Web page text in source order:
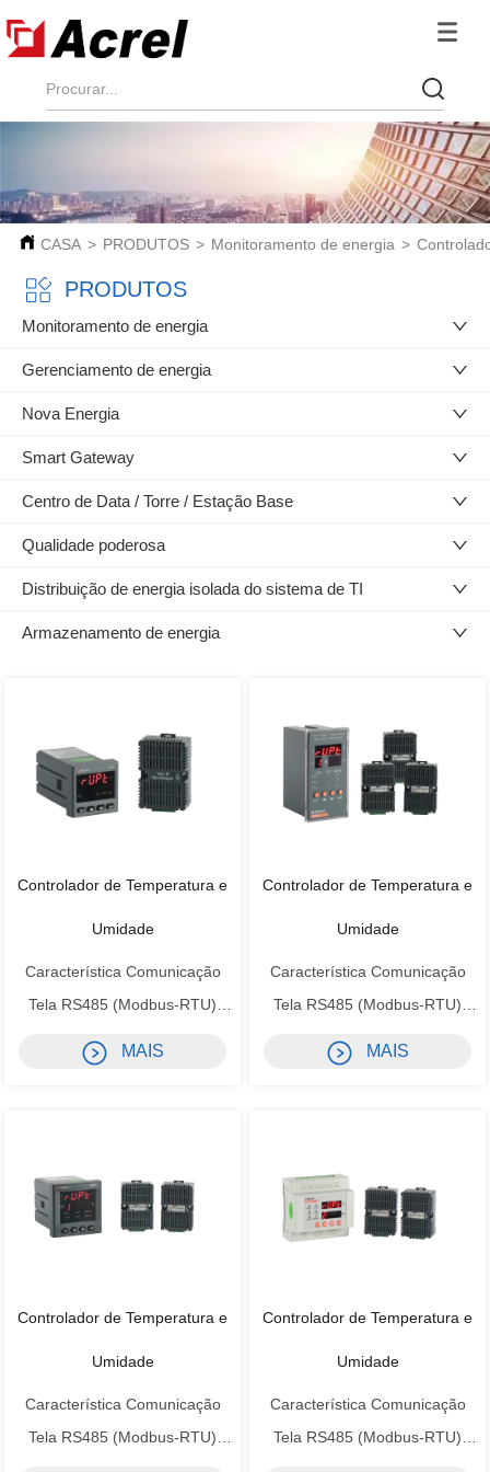
CASA > PRODUTOS > Monitoramento de energia >
PRODUTOS
Monitoramento de energia
Gerenciamento de energia
Nova Energia
Smart Gateway
Centro de Data / Torre / Estação Base
Qualidade poderosa
Distribuição de energia isolada do sistema de TI
Armazenamento de energia
Controlador de Temperatura e
Umidade
Característica Comunicação
Tela RS485 (Modbus-RTU)
Visor LED Função Precisão
Temperatura ±1℃ Umidade ±
Consumo de energia básico
(≤0,8 w) Consumo de energia
MAIS
Controlador de Temperatura e
Umidade
Característica Comunicação
Tela RS485 (Modbus-RTU)
Visor LED Função Precisão
Temperatura ±1℃ Umidade
Consumo de energia básico
(≤0,8 w) Consumo de energia
MAIS
Controlador de Temperatura e
Umidade
Característica Comunicação
Tela RS485 (Modbus-RTU)
Controlador de Temperatura e
Umidade
Característica Comunicação
Tela RS485 (Modbus-RTU)